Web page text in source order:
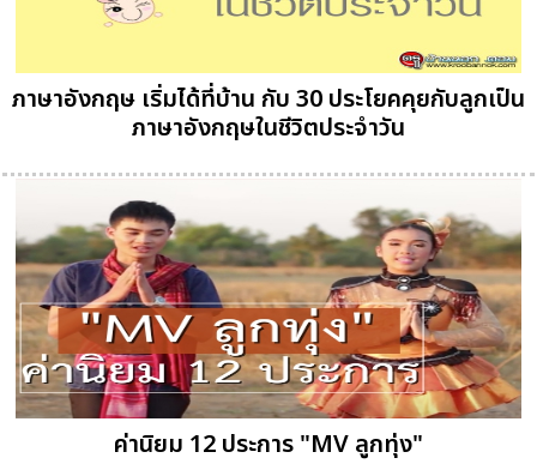
ภาษาอังกฤษ เริ่มได้ที่บ้าน กับ 30 ประโยคคุยกับลูกเป็น
ภาษาอังกฤษในชีวิตประจำวัน
ค่านิยม 12 ประการ "MV ลูกทุ่ง"